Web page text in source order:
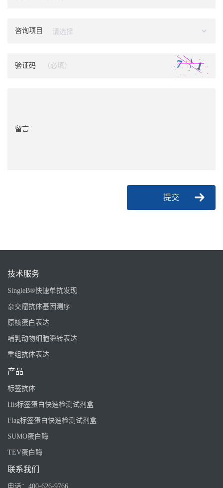
咨询项目
验证码
留言:
提交
技术服务
SingleB®快速单抗发现
杂交瘤抗体基因测序
原核蛋白表达
哺乳动物细胞瞬转表达
重组抗体表达
产品
标签抗体
His标签蛋白快速检测试剂盒
Flag标签蛋白快速检测试剂盒
SUMO蛋白酶
TEV蛋白酶
联系我们
电话： 400-626-9766